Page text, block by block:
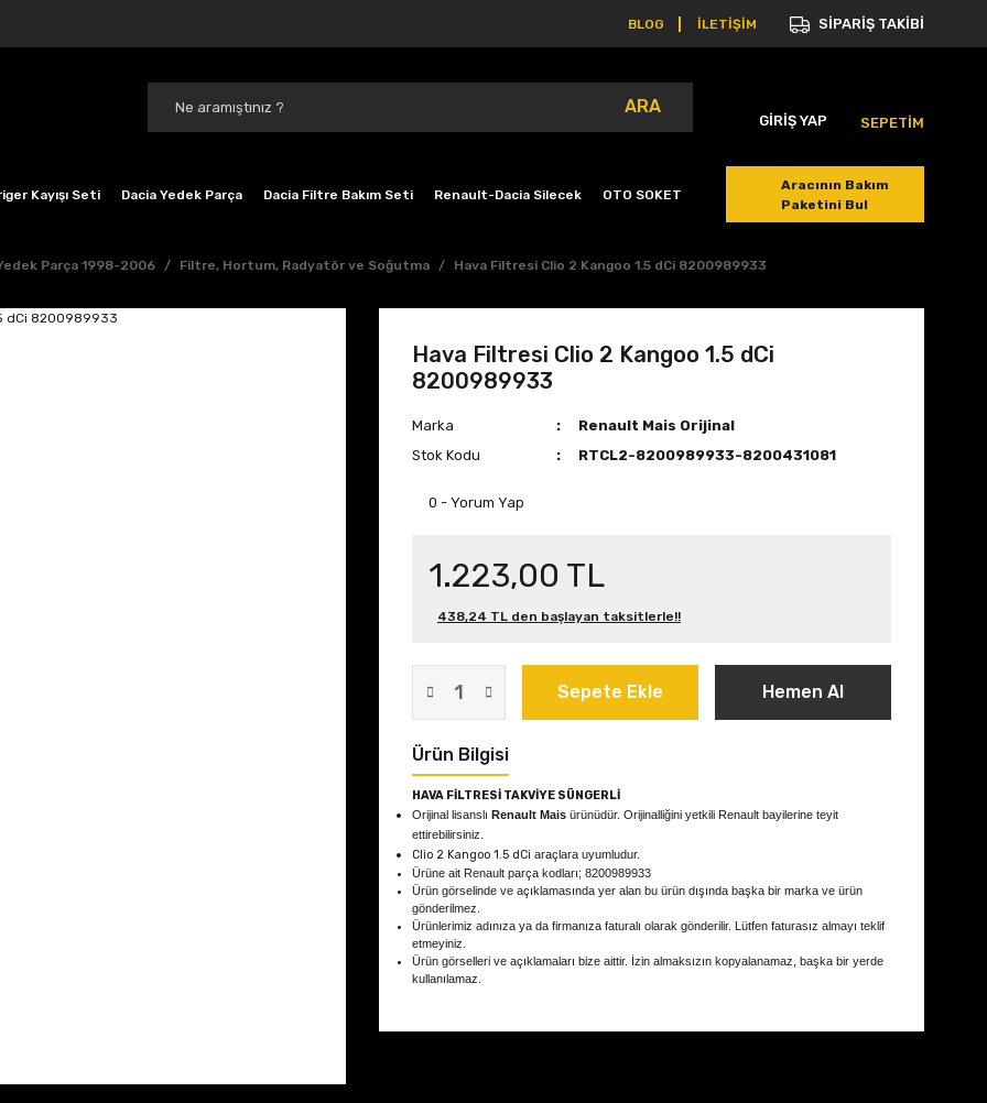
BLOG İLETİŞİM SİPARİŞ TAKİBİ
ARA
GİRİŞ YAP SEPETİM
Kayışı Seti Dacia Yedek Parça Dacia Filtre Bakım Seti Renault-Dacia Silecek OTO SOKET
Aracının Bakım
Paketini Bul
Parça 1998-2006 Filtre, Hortum, Radyatör ve Soğutma Hava Filtresi Clio 2 Kangoo 1.5 dCi 8200989933
Hava Filtresi Clio 2 Kangoo 1.5 dCi
8200989933
Marka
Renault Mais Orijinal
Stok Kodu
RTCL2-8200989933-8200431081
0 - Yorum Yap
1.223,00 TL
438,24 TL den başlayan taksitlerle!!
Sepete Ekle Hemen Al
Ürün Bilgisi
HAVA FİLTRESİ TAKVİYE SÜNGERLİ
Orijinal lisanslı Renault Mais ürünüdür. Orijinalliğini yetkili Renault bayilerine teyit
ettirebilirsiniz.
Clio 2 Kangoo 1.5 dCi araçlara uyumludur.
Ürüne ait Renault parça kodları; 8200989933
Ürün görselinde ve açıklamasında yer alan bu ürün dışında başka bir marka ve ürün
gönderilmez.
Ürünlerimiz adınıza ya da firmanıza faturalı olarak gönderilir. Lütfen faturasız almayı teklif
etmeyiniz.
Ürün görselleri ve açıklamaları bize aittir. İzin almaksızın kopyalanamaz, başka bir yerde
kullanılamaz.